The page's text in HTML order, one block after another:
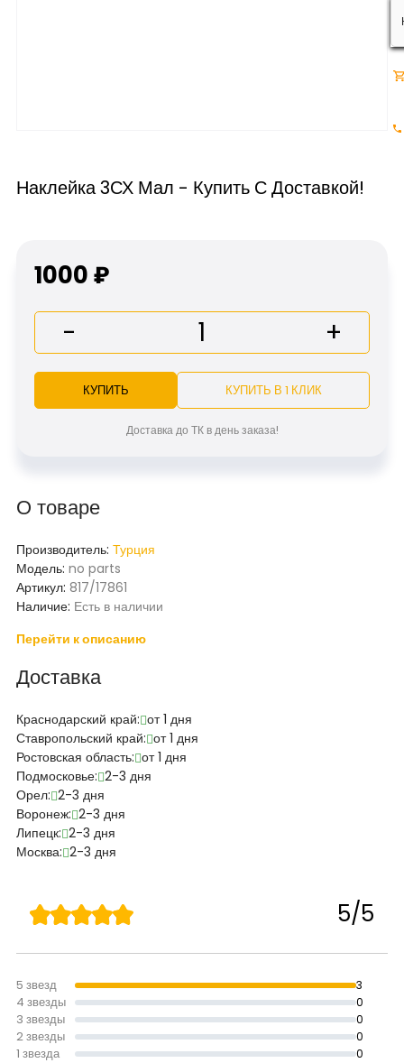
Наклейка 3СХ Мал - Купить С Доставкой!
О товаре
Производитель: Турция
Модель: no parts
Артикул: 817/17861
Наличие: Есть в наличии
Перейти к описанию
Доставка
Краснодарский край: от 1 дня
Ставропольский край: от 1 дня
Ростовская область: от 1 дня
Подмосковье: 2-3 дня
Орел: 2-3 дня
Воронеж: 2-3 дня
Липецк: 2-3 дня
Москва: 2-3 дня
1000 ₽
- +
КУПИТЬ КУПИТЬ В 1 КЛИК
Доставка до ТК в день заказа!
5/5
5 звезд 3
4 звезды 0
3 звезды 0
2 звезды 0
1 звезда 0